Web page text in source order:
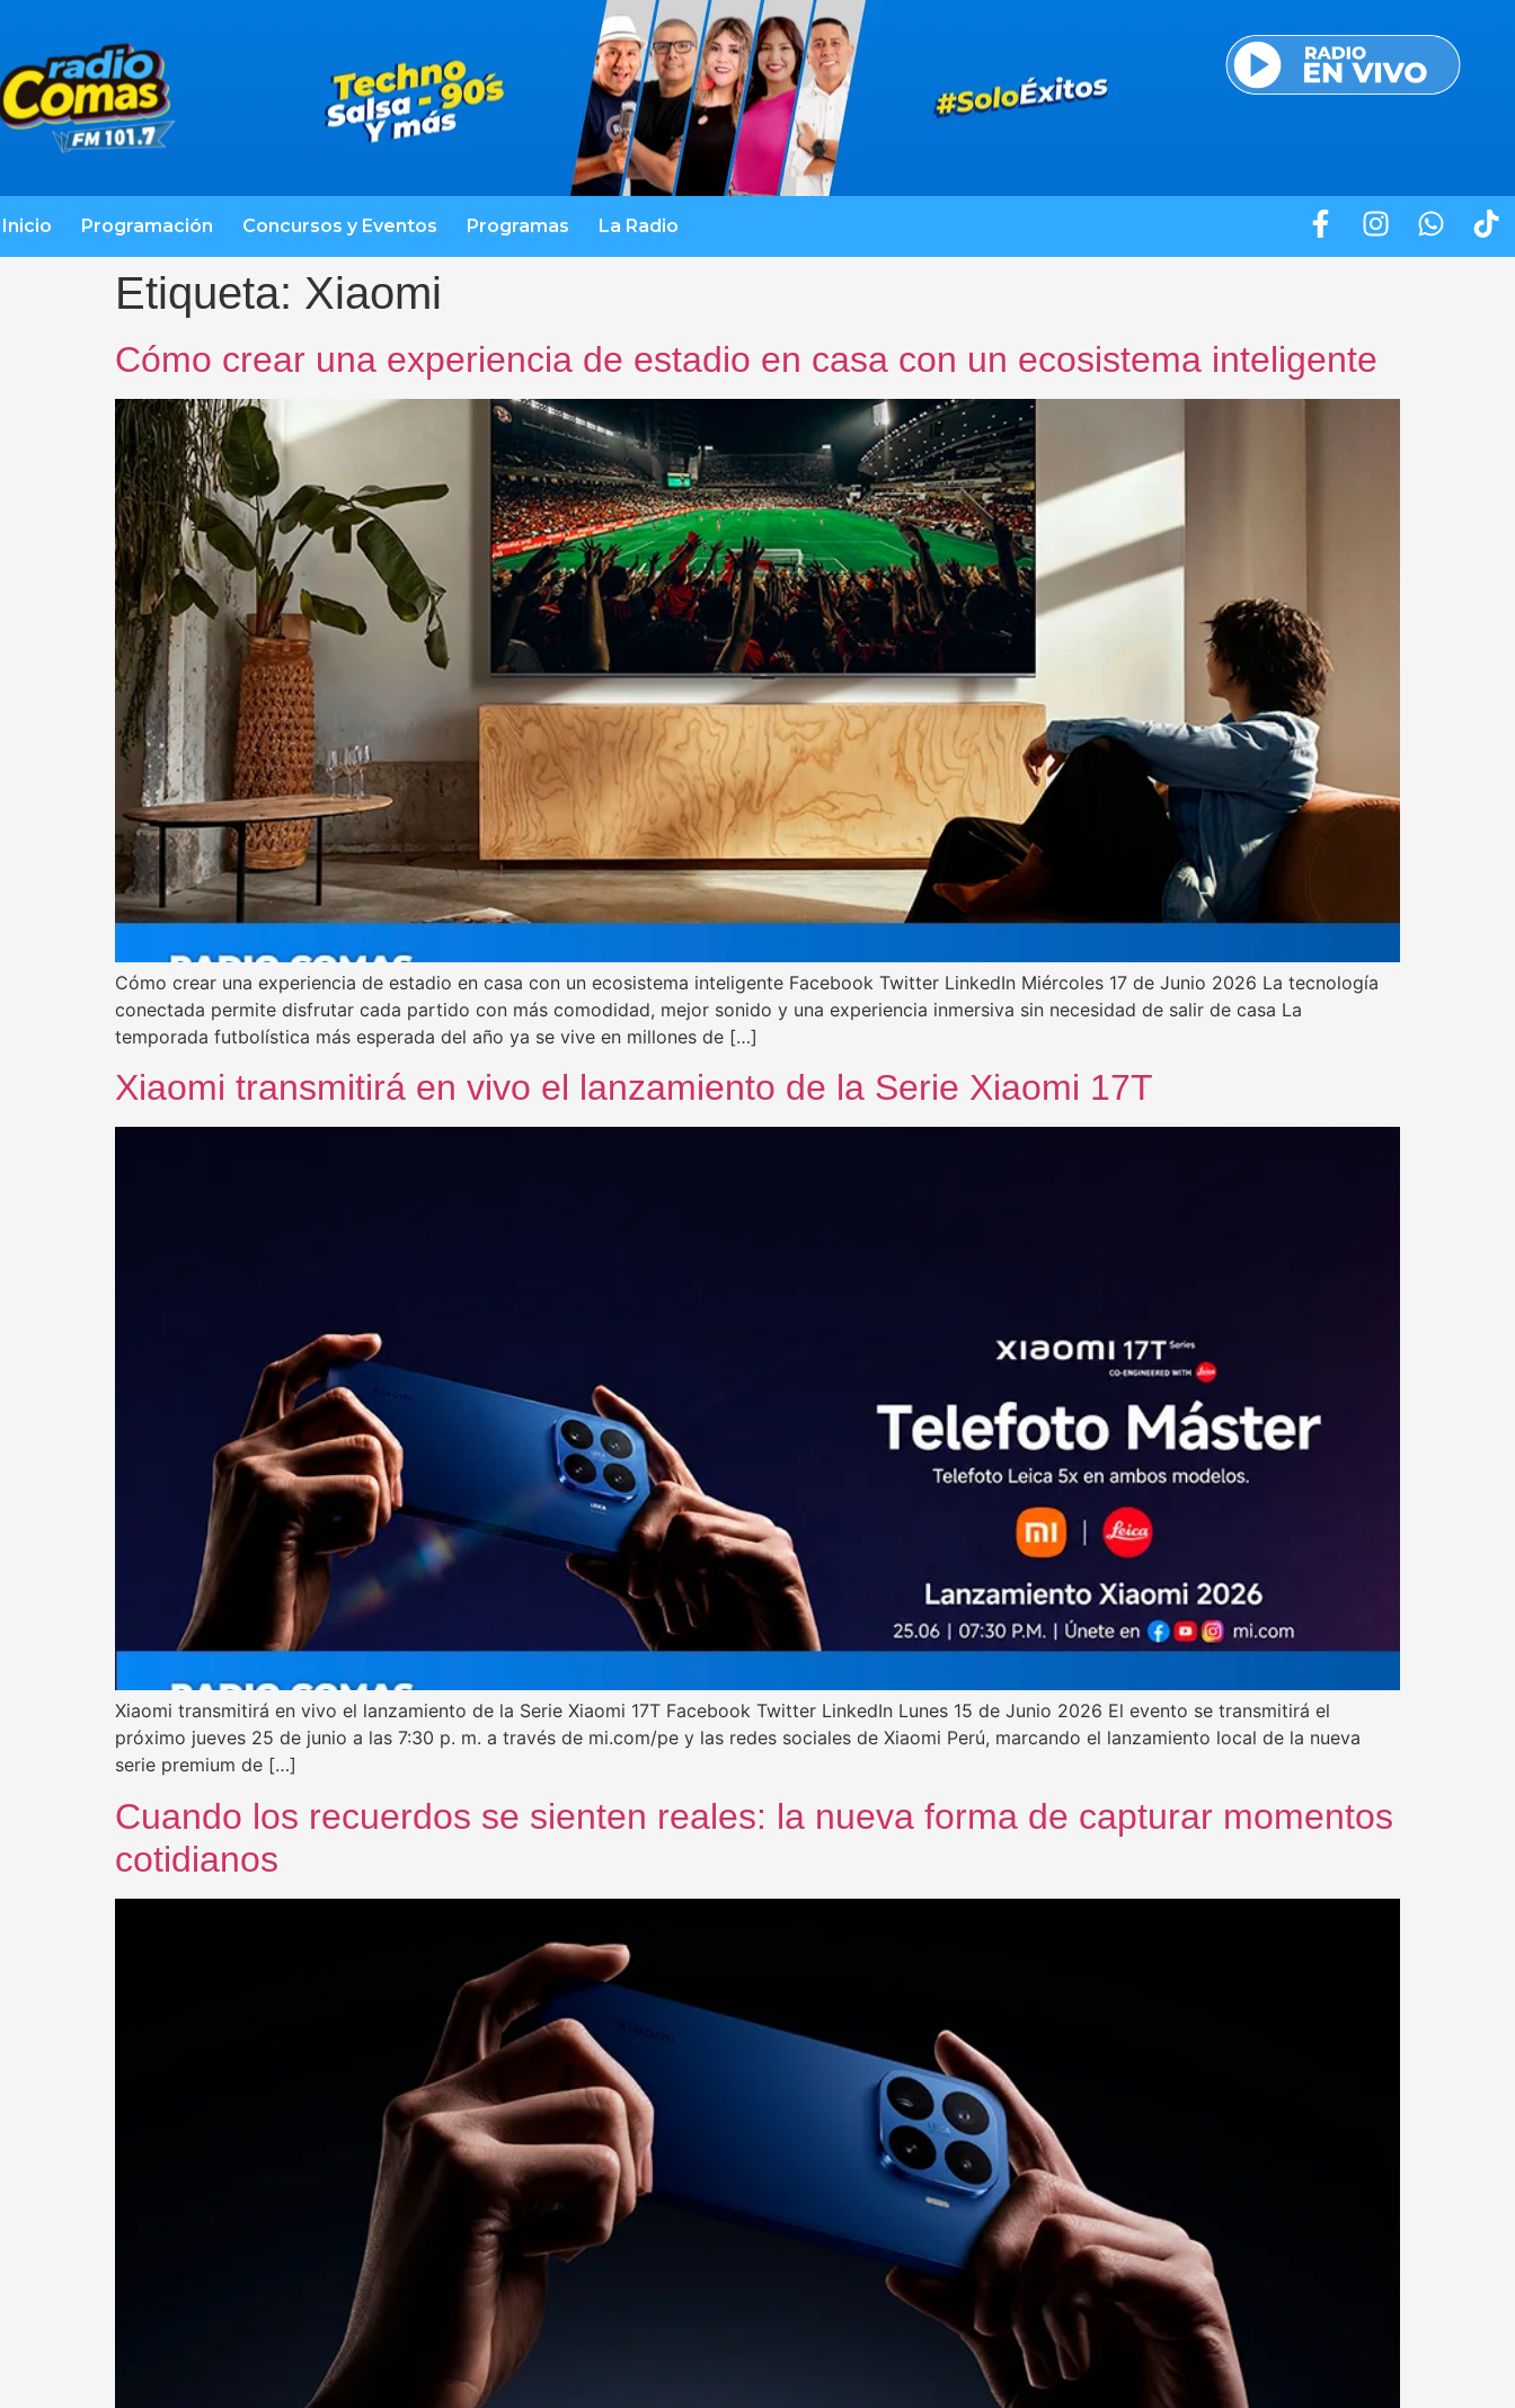
Inicio Programación Concursos y Eventos Programas La Radio
Etiqueta: Xiaomi
Cómo crear una experiencia de estadio en casa con un ecosistema inteligente
Cómo crear una experiencia de estadio en casa con un ecosistema inteligente Facebook Twitter LinkedIn Miércoles 17 de Junio 2026 La tecnología
conectada permite disfrutar cada partido con más comodidad, mejor sonido y una experiencia inmersiva sin necesidad de salir de casa La
temporada futbolística más esperada del año ya se vive en millones de […]
Xiaomi transmitirá en vivo el lanzamiento de la Serie Xiaomi 17T
Xiaomi transmitirá en vivo el lanzamiento de la Serie Xiaomi 17T Facebook Twitter LinkedIn Lunes 15 de Junio 2026 El evento se transmitirá el
próximo jueves 25 de junio a las 7:30 p. m. a través de mi.com/pe y las redes sociales de Xiaomi Perú, marcando el lanzamiento local de la nueva
serie premium de […]
Cuando los recuerdos se sienten reales: la nueva forma de capturar momentos
cotidianos